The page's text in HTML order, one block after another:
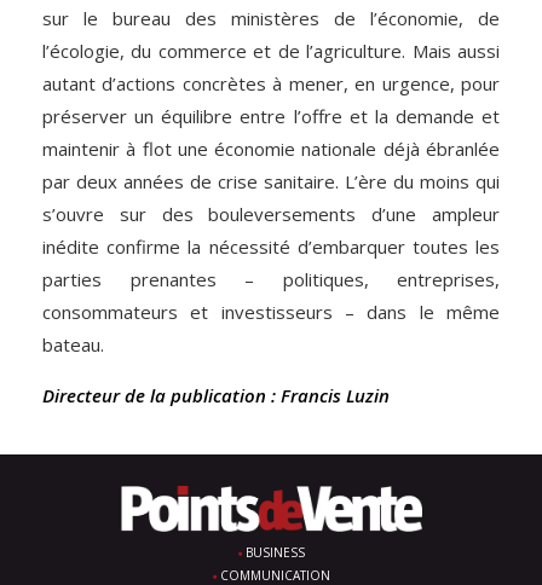
sur le bureau des ministères de l’économie, de
l’écologie, du commerce et de l’agriculture. Mais aussi
autant d’actions concrètes à mener, en urgence, pour
préserver un équilibre entre l’offre et la demande et
maintenir à flot une économie nationale déjà ébranlée
par deux années de crise sanitaire. L’ère du moins qui
s’ouvre sur des bouleversements d’une ampleur
inédite confirme la nécessité d’embarquer toutes les
parties prenantes – politiques, entreprises,
consommateurs et investisseurs – dans le même
bateau.
Directeur de la publication : Francis Luzin
BUSINESS
COMMUNICATION